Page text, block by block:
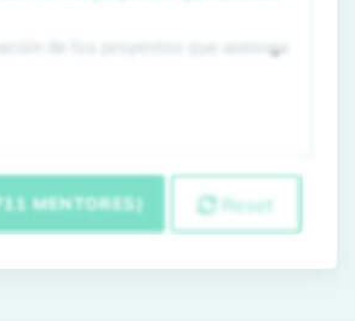
MENTORES) Reset